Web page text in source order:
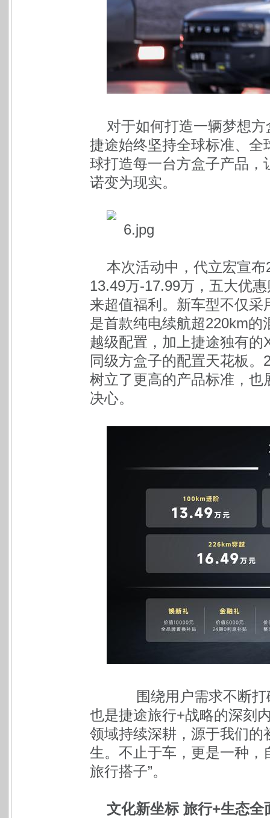
对于如何打造一辆梦想
捷途始终坚持全球标准、
球打造每一台方盒子产品，
诺变为现实。
本次活动中，代立宏宣
13.49万-17.99万，五大优
来超值福利。新车型不仅
是首款纯电续航超220km
越级配置，加上捷途独有
同级方盒子的配置天花板
树立了更高的产品标准，
决心。
围绕用户需求不断打
也是捷途旅行+战略的深刻
领域持续深耕，源于我们
生。不止于车，更是一种
旅行搭子”。
文化新坐标 旅行+生态全